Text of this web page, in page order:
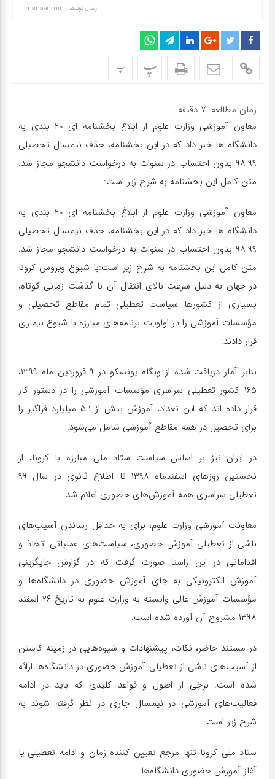
ارسال توسط : manaadmin
پ پ
زمان مطالعه: ۷ دقیقه
معاون آموزشی وزارت علوم از ابلاغ بخشنامه ای ۲۰ بندی به
دانشگاه ها خبر داد که در این بخشنامه، حذف نیمسال تحصیلی
۹۹-۹۸ بدون احتساب در سنوات به درخواست دانشجو مجاز شد.
متن کامل این بخشنامه به شرح زیر است:
معاون آموزشی وزارت علوم از ابلاغ بخشنامه ای ۲۰ بندی به
دانشگاه ها خبر داد که در این بخشنامه، حذف نیمسال تحصیلی
۹۹-۹۸ بدون احتساب در سنوات به درخواست دانشجو مجاز شد.
متن کامل این بخشنامه به شرح زیر است:با شیوع ویروس کرونا
در جهان به دلیل سرعت بالای انتقال آن با گذشت زمانی کوتاه،
بسیاری از کشورها سیاست تعطیلی تمام مقاطع تحصیلی و
مؤسسات آموزشی را در اولویت برنامه‌های مبارزه با شیوع بیماری
قرار دادند.
بنابر آمار دریافت شده از وبگاه یونسکو در ۹ فروردین ماه ۱۳۹۹،
۱۶۵ کشور تعطیلی سراسری مؤسسات آموزشی را در دستور کار
قرار داده اند که این تعداد، آموزش بیش از ۵.۱ میلیارد فراگیر را
برای تحصیل در همه مقاطع آموزشی شامل می‌شود.
در ایران نیز بر اساس سیاست ستاد ملی مبارزه با کرونا، از
نخستین روزهای اسفندماه ۱۳۹۸ تا اطلاع ثانوی در سال ۹۹
تعطیلی سراسری همه آموزش‌های حضوری اعلام شد.
معاونت آموزشی وزارت علوم، برای به حداقل رساندن آسیب‌های
ناشی از تعطیلی آموزش حضوری، سیاست‌های عملیاتی اتخاذ و
اقداماتی در این راستا صورت گرفت که در گزارش جایگزینی
آموزش الکترونیکی به جای آموزش حضوری در دانشگاه‌ها و
مؤسسات آموزش عالی وابسته به وزارت علوم به تاریخ ۲۶ اسفند
۱۳۹۸ مشروح آن آورده شده است.
در مستند حاضر، نکات، پیشنهادات و شیوه‌هایی در زمینه کاستن
از آسیب‌های ناشی از تعطیلی آموزش حضوری در دانشگاه‌ها ارائه
شده است. برخی از اصول و قواعد کلیدی که باید در ادامه
فعالیت‌های آموزشی در نیمسال جاری در نظر گرفته شوند به
شرح زیر است:
ستاد ملی کرونا تنها مرجع تعیین کننده زمان و ادامه تعطیلی یا
آغاز آموزش حضوری دانشگاه‌ها